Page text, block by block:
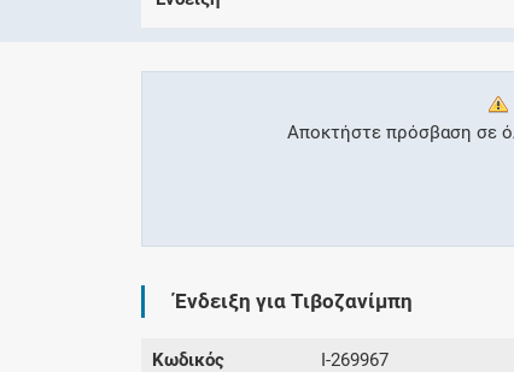
Αποκτήστε πρόσβαση σε
Ένδειξη για Τιβοζανίμπη
Κωδικός I-269967